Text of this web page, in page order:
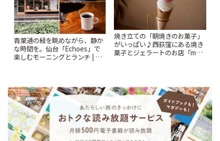
青葉通の緑を眺めながら、静か
な時間を。仙台「Echoes」で
楽しむモーニングとランチ | こ
焼き立ての「朝焼きのお菓子」
がいっぱい♪西荻窪にある焼き
菓子とジェラートのお店「mUni